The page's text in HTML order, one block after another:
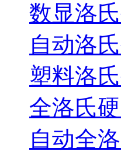
数显洛
自动洛
塑料洛
全洛氏
自动全